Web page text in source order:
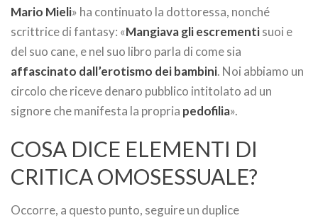
Mario Mieli» ha continuato la dottoressa, nonché
scrittrice di fantasy: «Mangiava gli escrementisuoi e
del suo cane, e nel suo libro parla di come sia
affascinato dall’erotismo dei bambini. Noi abbiamo un
circolo che riceve denaro pubblico intitolato ad un
signore che manifesta la propria pedofilia».
COSA DICE ELEMENTI DI
CRITICA OMOSESSUALE?
Occorre, a questo punto, seguire un duplice